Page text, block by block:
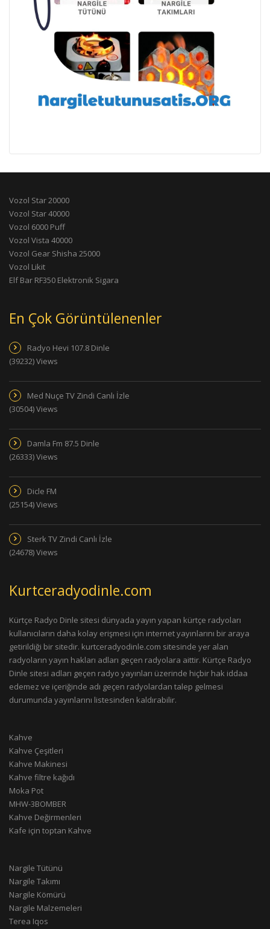
Vozol Star 20000
Vozol Star 40000
Vozol 6000 Puff
Vozol Vista 40000
Vozol Gear Shisha 25000
Vozol Likit
Elf Bar RF350 Elektronik Sigara
En Çok Görüntülenenler
Radyo Hevi 107.8 Dinle
(39232) Views
Med Nuçe TV Zindi Canlı İzle
(30504) Views
Damla Fm 87.5 Dinle
(26333) Views
Dicle FM
(25154) Views
Sterk TV Zindi Canlı İzle
(24678) Views
Kurtceradyodinle.com
Kürtçe Radyo Dinle sitesi dünyada yayın yapan kürtçe radyoları
kullanıcıların daha kolay erişmesi için internet yayınlarını bir araya
getirildiği bir sitedir. kurtceradyodinle.com sitesinde yer alan
radyoların yayın hakları adları geçen radyolara aittir. Kürtçe Radyo
Dinle sitesi adları geçen radyo yayınları üzerinde hiçbir hak iddaa
edemez ve içeriğinde adı geçen radyolardan talep gelmesi
durumunda yayınlarını listesinden kaldırabilir.
Kahve
Kahve Çeşitleri
Kahve Makinesi
Kahve filtre kağıdı
Moka Pot
MHW-3BOMBER
Kahve Değirmenleri
Kafe için toptan Kahve
Nargile Tütünü
Nargile Takımı
Nargile Kömürü
Nargile Malzemeleri
Terea Iqos